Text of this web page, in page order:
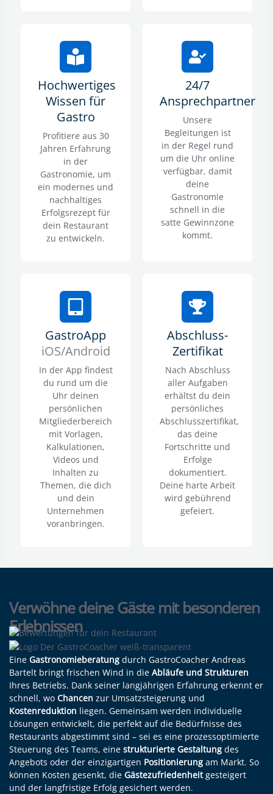
Hochwertiges
Wissen für
Gastro
Profitiere aus 30
Jahren Erfahrung
in der
Gastronomie, um
ein modernes und
nachhaltiges
Erfolgsrezept für
dein Restaurant
zu entwickeln.
24/7
Ansprechpartner
Unsere
Begleitungen ist
in der Regel rund
um die Uhr online
verfügbar, damit
deine
Gastronomie
schnell in die
satte Gewinnzone
kommt.
GastroApp
iOS/Android
In der App findest
du rund um die
Uhr deinen
persönlichen
Mitgliederbereich
mit Vorlagen,
Kalkulationen,
Videos und
Inhalten zu
Themen, die dich
und dein
Unternehmen
voranbringen.
Abschluss-
Zertifikat
Nach Abschluss
aller Aufgaben
erhältst du dein
persönliches
Abschlusszertifikat,
das deine
Fortschritte und
Erfolge
dokumentiert.
Deine harte Arbeit
wird gebührend
gefeiert.
Verwöhne deine Gäste mit besonderen
Erlebnissen
Eine Gastronomieberatung durch GastroCoacher Andreas
Bartelt bringt frischen Wind in die Abläufe und Strukturen
Ihres Betriebs. Dank seiner langjährigen Erfahrung erkennt er
schnell, wo Chancen zur Umsatzsteigerung und
Kostenreduktion liegen. Gemeinsam werden individuelle
Lösungen entwickelt, die perfekt auf die Bedürfnisse des
Restaurants abgestimmt sind – sei es eine prozessoptimierte
Steuerung des Teams, eine strukturierte Gestaltung des
Angebots oder der einzigartigen Positionierung am Markt. So
können Kosten gesenkt, die Gästezufriedenheitgesteigert
und der langfristige Erfolg gesichert werden.